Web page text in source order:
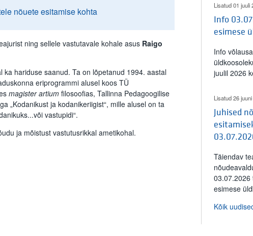
nõuete esitamise kohta
ning sellele vastutavale kohale asus Raigo
ka hariduse saanud. Ta on lõpetanud 1994. aastal
eriprogrammi alusel koos TÜ
magister artium filosoofias, Tallinna Pedagoogilise
„Kodanikust ja kodanikeriigist“, mille alusel on ta
vastupidi“.
ja mõistust vastutusrikkal ametikohal.
Lisatud 01 juuli
Info
esimese
Info
juulil 2026
Lisatud 26
Juhised
Täiendav
03.07.2026
esimese
Kõik